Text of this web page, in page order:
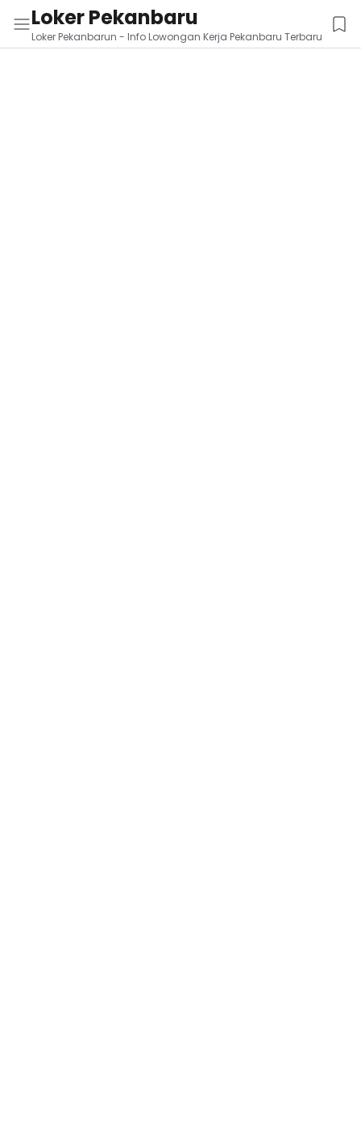
Loker Pekanbaru
Loker Pekanbarun - Info Lowongan Kerja Pekanbaru Terbaru